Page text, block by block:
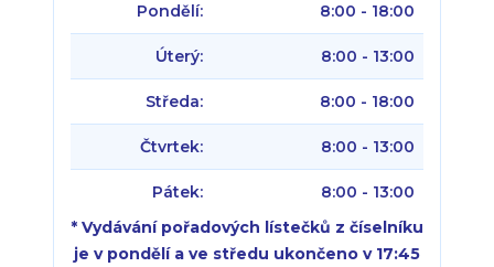
Pondělí: 8:00 - 18:00
Úterý: 8:00 - 13:00
Středa: 8:00 - 18:00
Čtvrtek: 8:00 - 13:00
Pátek:
8:00 - 13:00
* Vydávání pořadových lístečků z číselníku
je v pondělí a ve středu ukončeno v 17:45